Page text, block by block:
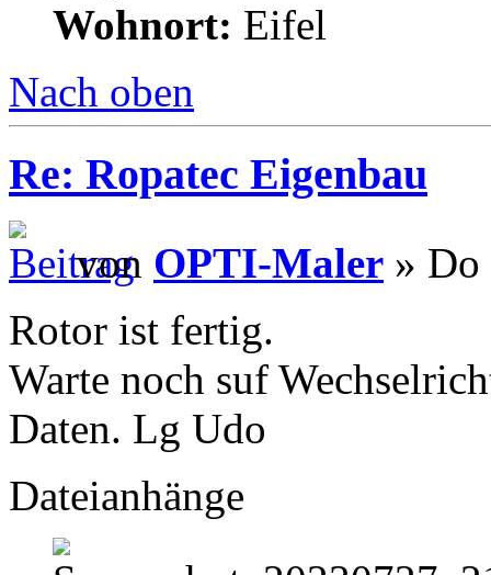
Wohnort: Eifel
Nach oben
Re: Ropatec Eigenbau
von OPTI-Maler » Do
Rotor ist fertig.
Warte noch suf
Daten. Lg Udo
Dateianhänge